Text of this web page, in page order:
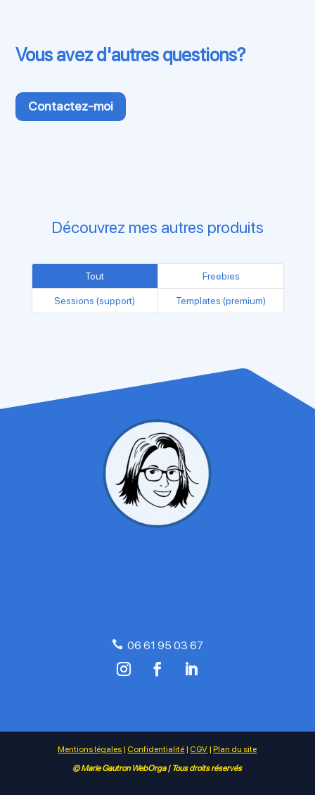
Vous avez d'autres questions?
Contactez-moi
Découvrez mes autres produits
Tout Freebies
Sessions (support) Templates (premium)
06 61 95 03 67
Mentions légales | Confidentialité | CGV |Plan du site
© Marie Gautron WebOrga | Tous droits réservés